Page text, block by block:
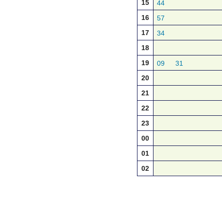
15 44
16
57
17
34
18
19
09 31
20
21
22
23
00
01
02